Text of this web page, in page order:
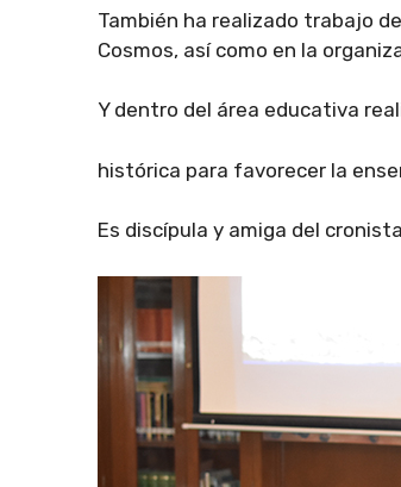
También ha realizado trabajo
Cosmos, así como en la
Y dentro del área educativa
histórica para favorecer la
Es discípula y amiga del